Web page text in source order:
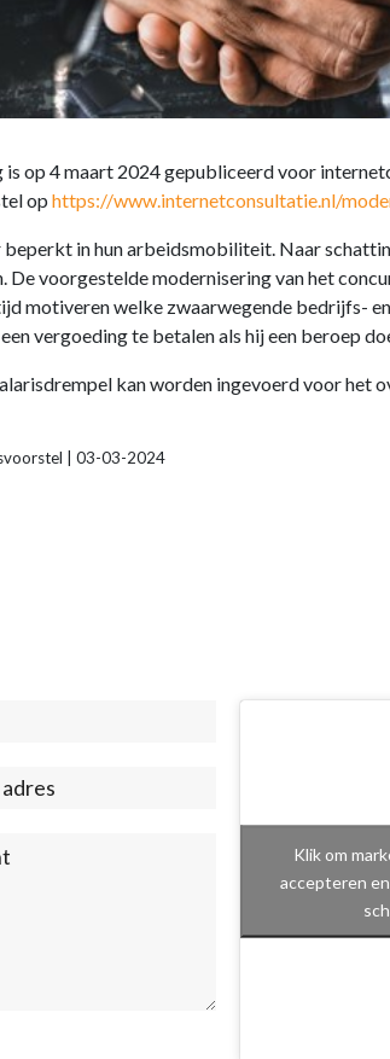
op 4 maart 2024 gepubliceerd voor
op https://www.internetconsultatie.nl/
in hun arbeidsmobiliteit. Naar
voorgestelde modernisering van het
motiveren welke zwaarwegende bedrijfs-
vergoeding te betalen als hij een beroep
kan worden ingevoerd voor het
| 03-03-2024
Klik om
accepteren